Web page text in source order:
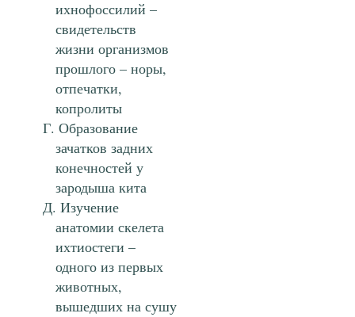
ихнофоссилий –
свидетельств
жизни организмов
прошлого – норы,
отпечатки,
копролиты
Образование
зачатков задних
конечностей у
зародыша кита
Изучение
анатомии скелета
ихтиостеги –
одного из первых
животных,
вышедших на сушу